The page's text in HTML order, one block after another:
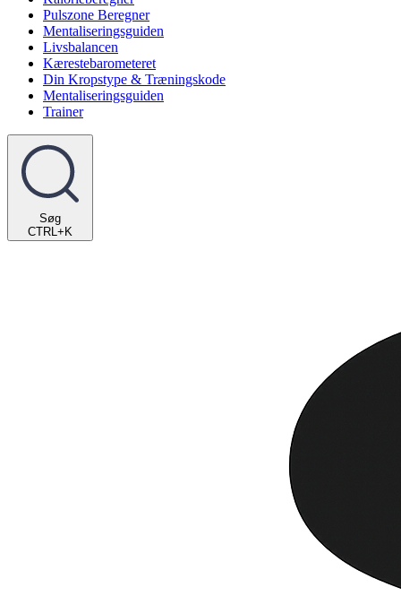
Pulszone Beregner
Mentaliseringsguiden
Livsbalancen
Kærestebarometeret
Din Kropstype & Træningskode
Mentaliseringsguiden
Trainer
Søg
CTRL+K